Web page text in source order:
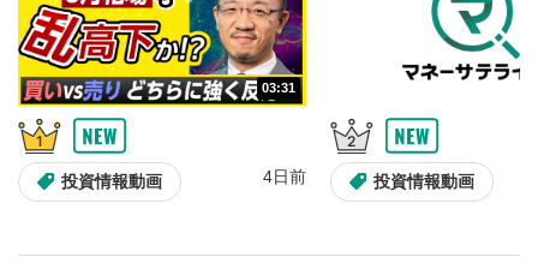
6
画質/再生速度の設定
画質の選択/再生速度の変更ができます。
7
音量調整
スライダーを上下すると音量が調整できます。
8
全画面表示
03:31
投資情報動画 4日前 投資情報動画